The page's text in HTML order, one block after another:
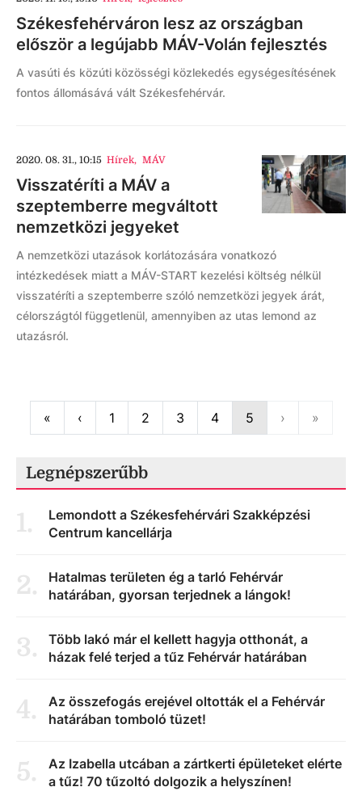
Székesfehérváron lesz az országban
először a legújabb MÁV-Volán fejlesztés
A vasúti és közúti közösségi közlekedés egységesítésének
fontos állomásává vált Székesfehérvár.
2020. 08. 31., 10:15 Hírek, MÁV
Visszatéríti a MÁV a
szeptemberre megváltott
nemzetközi jegyeket
A nemzetközi utazások korlátozására vonatkozó
intézkedések miatt a MÁV-START kezelési költség nélkül
visszatéríti a szeptemberre szóló nemzetközi jegyek árát,
célországtól függetlenül, amennyiben az utas lemond az
utazásról.
«First ‹Previous
1 2 3 4 5 ›Next»Last
Legnépszerűbb
1.
Lemondott a Székesfehérvári Szakképzési
Centrum kancellárja
2.
Hatalmas területen ég a tarló Fehérvár
határában, gyorsan terjednek a lángok!
3.
Több lakó már el kellett hagyja otthonát, a
házak felé terjed a tűz Fehérvár határában
4.
Az összefogás erejével oltották el a Fehérvár
határában tomboló tüzet!
5.
Az Izabella utcában a zártkerti épületeket elérte
a tűz! 70 tűzoltó dolgozik a helyszínen!